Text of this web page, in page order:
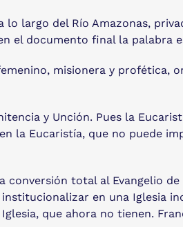
largo del Río Amazonas,
el documento final la palabra
misionera y profética,
y Unción. Pues la
la Eucaristía, que no puede
total al Evangelio
en una Iglesia
que ahora no tienen.